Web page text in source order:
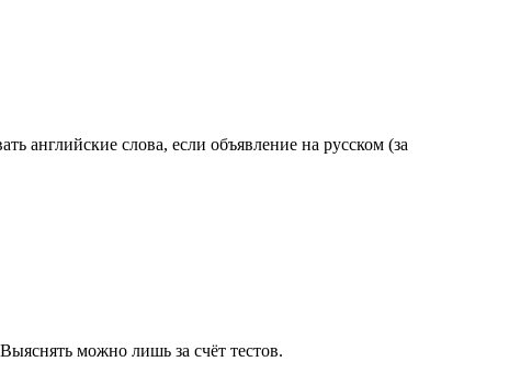
английские слова, если объявление на русском (за
можно лишь за счёт тестов.